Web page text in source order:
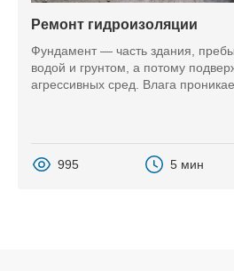
Ремонт гидроизоляции
Фундамент — часть здания,
водой и грунтом, а потому
агрессивных сред. Влага
995 5 мин